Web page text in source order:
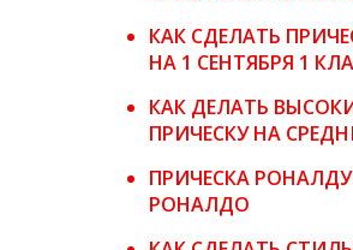
КАК СДЕЛАТЬ
НА 1 СЕНТЯБРЯ 1
КАК ДЕЛАТЬ
ПРИЧЕСКУ НА
ПРИЧЕСКА
РОНАЛДО